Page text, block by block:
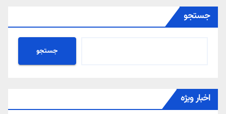
جستجو
جستجو
اخبار ویژه